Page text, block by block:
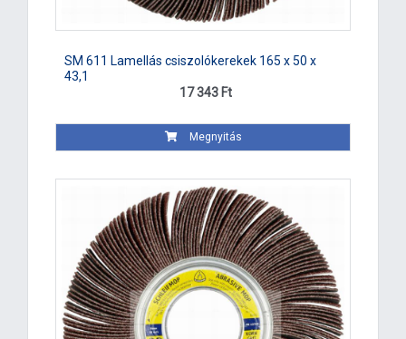
SM 611 Lamellás csiszolókerekek 165 x 50 x
43,1
17 343 Ft
Megnyitás